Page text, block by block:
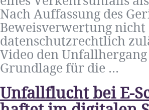
Nach Auffassung des
Beweisverwertung
datenschutzrechtlich
Video den
Grundlage für die ...
Unfallflucht bei E-